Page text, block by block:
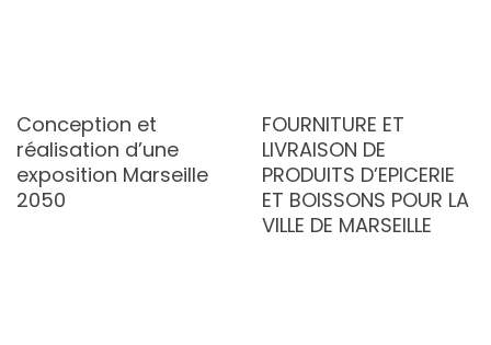
Conception et
réalisation d’une
exposition Marseille
2050
FOURNITURE ET
LIVRAISON DE
PRODUITS D’EPICERIE
ET BOISSONS POUR LA
VILLE DE MARSEILLE